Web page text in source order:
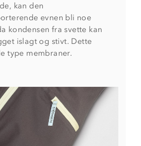
kan den
evnen bli noe
kondensen fra svette kan
islagt og stivt. Dette
type membraner.